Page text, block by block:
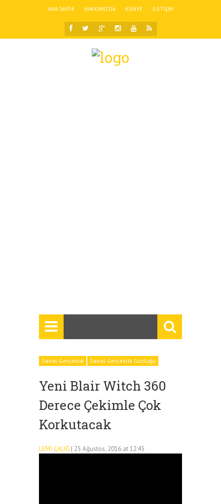
ANA SAYFA HAKKIMIZDA KÜNYE İLETIŞIM
Sanal Gerçeklik Sanal Gerçeklik Gözlüğü
Yeni Blair Witch 360
Derece Çekimle Çok
Korkutacak
LEMI ÇALIĞ | 25 Ağustos, 2016 at 12:45